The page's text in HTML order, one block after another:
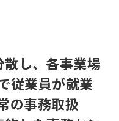
し、各事業場
従業員が就業
の事務取扱